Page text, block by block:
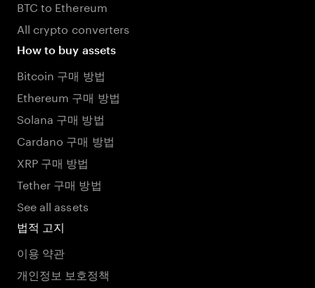
BTC to Ethereum
All crypto converters
How to buy assets
Bitcoin 구매 방법
Ethereum 구매 방법
Solana 구매 방법
Cardano 구매 방법
XRP 구매 방법
Tether 구매 방법
See all assets
법적 고지
이용 약관
개인정보 보호정책